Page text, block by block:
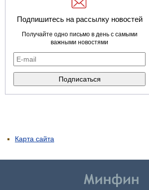
Подпишитесь на рассылку новостей
Получайте одно письмо в день с самыми
важными новостями
Карта сайта